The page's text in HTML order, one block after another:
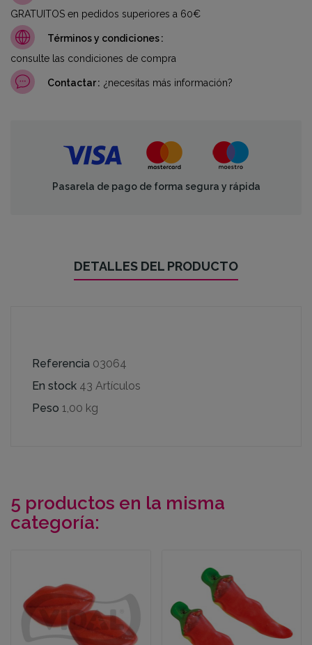
GRATUITOS en pedidos superiores a 60€
Términos y condiciones
consulte las condiciones de compra
Contactar ¿necesitas más información?
Pasarela de pago de forma segura y rápida
DETALLES DEL PRODUCTO
Referencia 03064
En stock 43 Artículos
Peso 1,00 kg
5 productos en la misma
categoría: